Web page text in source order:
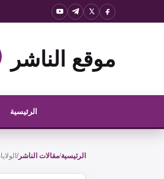
موقع الناشر
الرئيسية
الرئيسية/مقالات الناشر/